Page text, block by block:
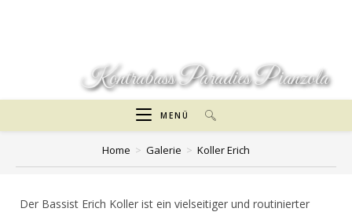
Kontrabass Paradies Pianzola
MENÜ
Home > Galerie > Koller Erich
Der Bassist Erich Koller ist ein vielseitiger und routinierter